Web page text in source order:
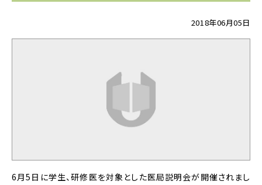
2018年06月05日
6月5日に学生、研修医を対象とした医局説明会が開催されまし